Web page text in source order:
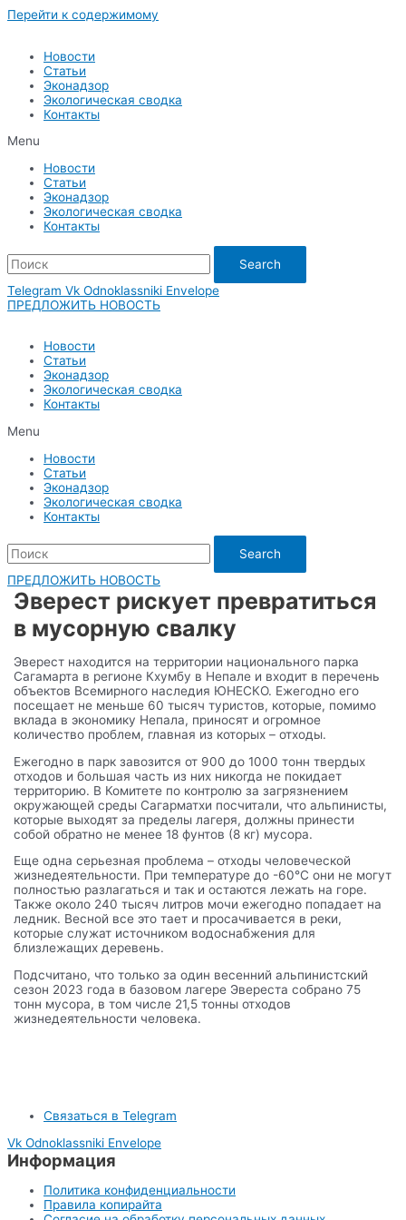
Перейти к содержимому
Новости
Статьи
Эконадзор
Экологическая сводка
Контакты
Menu
Новости
Статьи
Эконадзор
Экологическая сводка
Контакты
Search
Telegram Vk Odnoklassniki Envelope
ПРЕДЛОЖИТЬ НОВОСТЬ
Новости
Статьи
Эконадзор
Экологическая сводка
Контакты
Menu
Новости
Статьи
Эконадзор
Экологическая сводка
Контакты
Search
ПРЕДЛОЖИТЬ НОВОСТЬ
Эверест рискует превратиться
в мусорную свалку
Эверест находится на территории национального парка
Сагамарта в регионе Кхумбу в Непале и входит в перечень
объектов Всемирного наследия ЮНЕСКО. Ежегодно его
посещает не меньше 60 тысяч туристов, которые, помимо
вклада в экономику Непала, приносят и огромное
количество проблем, главная из которых – отходы.
Ежегодно в парк завозится от 900 до 1000 тонн твердых
отходов и большая часть из них никогда не покидает
территорию. В Комитете по контролю за загрязнением
окружающей среды Сагарматхи посчитали, что альпинисты,
которые выходят за пределы лагеря, должны принести
собой обратно не менее 18 фунтов (8 кг) мусора.
Еще одна серьезная проблема – отходы человеческой
жизнедеятельности. При температуре до -60°C они не могут
полностью разлагаться и так и остаются лежать на горе.
Также около 240 тысяч литров мочи ежегодно попадает на
ледник. Весной все это тает и просачивается в реки,
которые служат источником водоснабжения для
близлежащих деревень.
Подсчитано, что только за один весенний альпинистский
сезон 2023 года в базовом лагере Эвереста собрано 75
тонн мусора, в том числе 21,5 тонны отходов
жизнедеятельности человека.
Связаться в Telegram
Vk Odnoklassniki Envelope
Информация
Политика конфиденциальности
Правила копирайта